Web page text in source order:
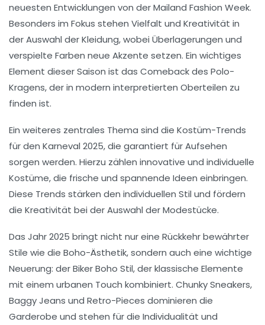
neuesten Entwicklungen von der Mailand Fashion Week.
Besonders im Fokus stehen Vielfalt und Kreativität in
der Auswahl derKleidung, wobei Überlagerungen und
verspielte Farben neue Akzente setzen. Ein wichtiges
Element dieser Saison ist das Comebackdes Polo-
Kragens, der in modern interpretierten Oberteilen zu
finden ist.
Ein weiteres zentrales Thema sind die Kostüm-Trends
für den Karneval 2025, die garantiert für Aufsehen
sorgen werden. Hierzu zählen innovative und individuelle
Kostüme, die frische und spannende Ideen einbringen.
Diese Trends stärken den individuellen Stil und fördern
die Kreativität bei der Auswahl derModestücke.
Das Jahr 2025 bringt nicht nur eine Rückkehr bewährter
Stile wie die Boho-Ästhetik, sondern auch eine wichtige
Neuerung: derBiker Boho Stil, der klassische Elemente
mit einem urbanen Touch kombiniert. Chunky Sneakers,
Baggy Jeans und Retro-Pieces dominieren die
Garderobe und stehen für die Individualität und